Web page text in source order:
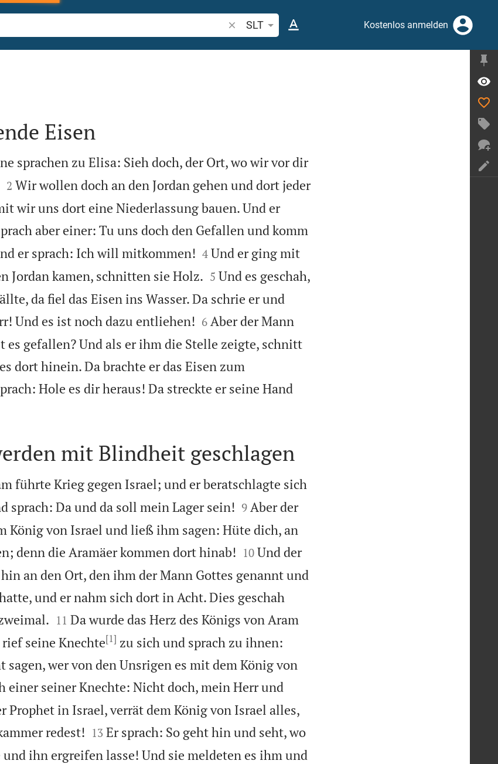
Bibelstelle oder Begriff suchen
SLT Kostenlos anmelden
Eisen
sprachen zu Elisa: Sieh doch, der Ort, wo wir vor dir

2 Wir wollen doch an den Jordan gehen und dort jeder
wir uns dort eine Niederlassung bauen. Und er
aber einer: Tu uns doch den Gefallen und komm
er sprach: Ich will mitkommen!
4 Und er ging mit
Jordan kamen, schnitten sie Holz.
5 Und es geschah,
da fiel das Eisen ins Wasser. Da schrie er und
Und es ist noch dazu entliehen!
6 Aber der Mann
es gefallen? Und als er ihm die Stelle zeigte, schnitt
dort hinein. Da brachte er das Eisen zum
Hole es dir heraus! Da streckte er seine Hand
mit Blindheit geschlagen
führte Krieg gegen Israel; und er beratschlagte sich
sprach: Da und da soll mein Lager sein!
9 Aber der
König von Israel und ließ ihm sagen: Hüte dich, an
denn die Aramäer kommen dort hinab!
10 Und der
an den Ort, den ihm der Mann Gottes genannt und
und er nahm sich dort in Acht. Dies geschah

11 Da wurde das Herz des Königs von Aram
seine Knechte[1] zu sich und sprach zu ihnen:
wer von den Unsrigen es mit dem König von
einer seiner Knechte: Nicht doch, mein Herr und
Prophet in Israel, verrät dem König von Israel alles,
redest!
13 Er sprach: So geht hin und seht, wo
ihn ergreifen lasse! Und sie meldeten es ihm und